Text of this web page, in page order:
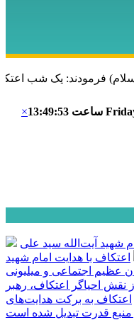
فرمودند: یک شب
ساعت 13:49:53
×
شهید آیت‌الله سید علی
اعتکاف با هدایت امام شهید
عظیم اجتماعی و میلیونی
نقش احیاگر اعتکاف، رهبر
اعتکاف به برکت هدایت‌های
منبع قدرت تبدیل شده است